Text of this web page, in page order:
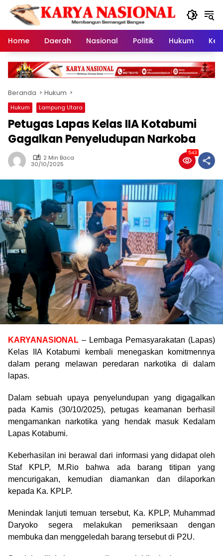
Langsung
konten
Home
Daerah Nasional Politik Hukum
Beranda Hukum
Hukum Lampung Utara
Petugas Lapas Kelas IIA Kotabumi
Gagalkan Penyeludupan Narkoba
2 Min Baca
30/10/2025
543
KARYANASIONAL – Lembaga Pemasyarakatan (Lapas)
Kelas IIA Kotabumi kembali menegaskan komitmennya
dalam perang melawan peredaran narkotika di dalam
lapas.
Dalam sebuah upaya penyelundupan yang digagalkan
pada Kamis (30/10/2025), petugas keamanan berhasil
mengamankan narkotika yang hendak masuk Kedalam
Lapas Kotabumi.
Keberhasilan ini berawal dari informasi yang didapat oleh
Staf KPLP, M.Rio bahwa ada barang titipan yang
mencurigakan, kemudian diamankan dan dilaporkan
kepada Ka. KPLP.
Menindak lanjuti temuan tersebut, Ka. KPLP, Muhammad
Daryoko segera melakukan pemeriksaan dengan
membuka dan menggeledah barang tersebut di P2U.